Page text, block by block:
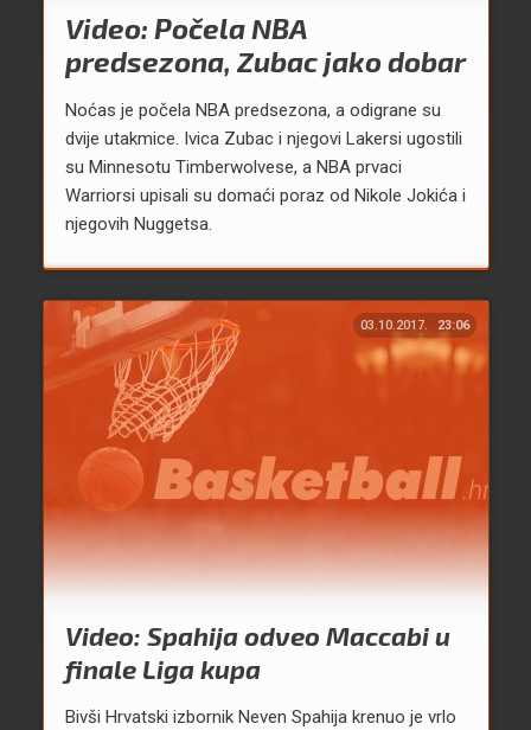
Video: Počela NBA
predsezona, Zubac jako dobar
Noćas je počela NBA predsezona, a odigrane su
dvije utakmice. Ivica Zubac i njegovi Lakersi ugostili
su Minnesotu Timberwolvese, a NBA prvaci
Warriorsi upisali su domaći poraz od Nikole Jokića i
njegovih Nuggetsa.
03.10.2017. 23:06
Video: Spahija odveo Maccabi u
finale Liga kupa
Bivši Hrvatski izbornik Neven Spahija krenuo je vrlo